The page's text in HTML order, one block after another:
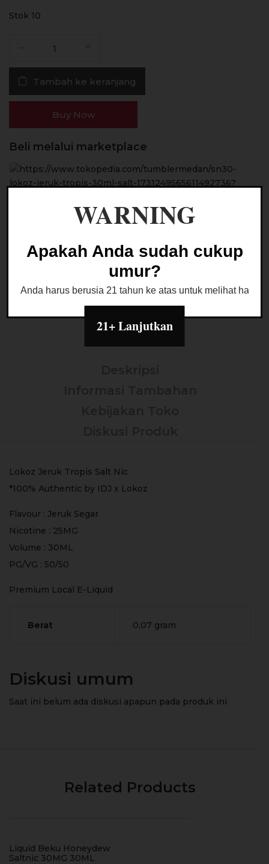
Stok 10
Lokoz
Jeruk
Tropis
by
IDJ
Tambah ke keranjang
Buy Now
Beli melalui marketplace
Kategori:LIQUID SALTNIC
Lokoz Jeruk Tropis Salt Nic
*100% Authentic by IDJ x Lokoz
Flavour : Jeruk Segar
Nicotine : 25MG
Volume : 30ML
PG/VG : 50/50
Premium Local E-Liquid
Berat 0,07 gram
Diskusi umum
Saat ini belum ada diskusi apapun pada produk ini
Related Products
Liquid Beku Honeydew
Saltnic 30MG 30ML
WARNING
Apakah Anda sudah cukup
umur?
Anda harus berusia 21 tahun ke atas untuk melihat
21+ Lanjutkan